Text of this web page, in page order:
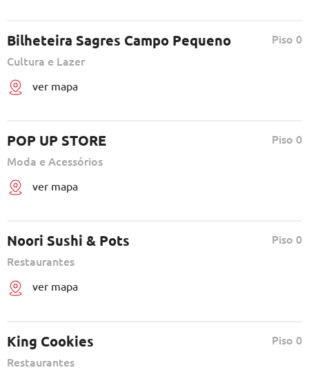
Bilheteira Sagres Campo Pequeno
Piso 0
Cultura e Lazer
ver mapa
POP UP STORE
Piso 0
Moda e Acessórios
ver mapa
Noori Sushi & Pots
Piso 0
Restaurantes
ver mapa
King Cookies
Piso 0
Restaurantes